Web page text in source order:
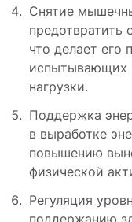
Снятие
что делает его
испытывающих
нагрузки.
Поддержка
в выработке
повышению
физической
Регуляция
поддержанию